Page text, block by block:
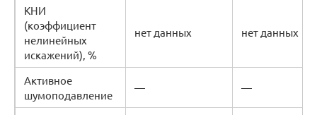
КНИ
(коэффициент
нелинейных
искажений), %
нет данных нет данных
Активное
шумоподавление
— —